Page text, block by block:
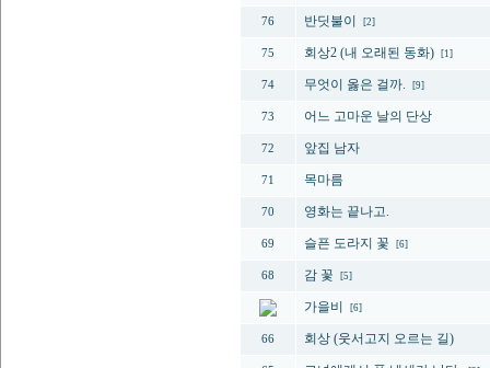
76 반딧불이 [2]
75 회상2 (내 오래된 동화) [1]
74 무엇이 옳은 걸까. [9]
73 어느 고마운 날의 단상
72 앞집 남자
71 목마름
70 영화는 끝나고.
69 슬픈 도라지 꽃 [6]
68 감 꽃 [5]
가을비 [6]
66 회상 (웃서고지 오르는 길)